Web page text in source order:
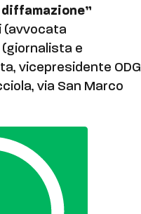
diffamazione”
(avvocata
(giornalista e
vicepresidente ODG
via San Marco